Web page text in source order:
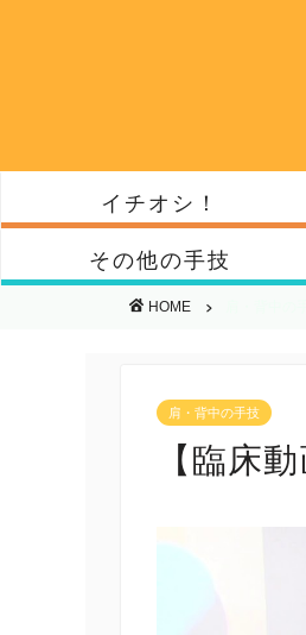
イチオシ！
その他の手技
HOME
肩・背中の手技
【臨床